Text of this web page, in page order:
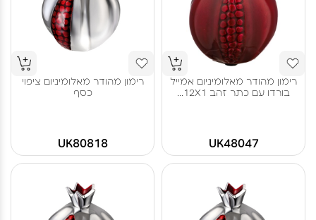
רימון מהודר מאלומיניום אמייל
בורדו עם כתר זהב 12X1...
UK48047
רימון מהודר מאלומיניום ציפוי
כסף
UK80818